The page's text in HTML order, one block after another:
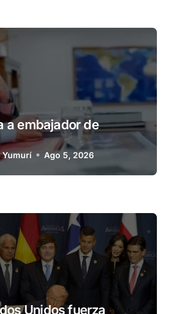
a embajador de
Yumurí Ago 5, 2026
Unidos fuerza